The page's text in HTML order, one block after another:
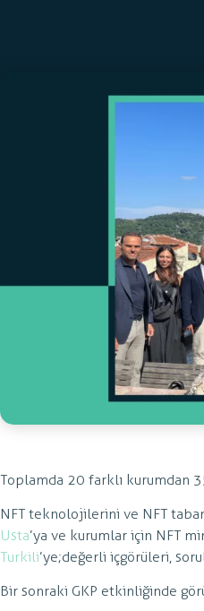
Toplamda 20 farklı kurumdan
NFT teknolojilerini ve NFT
Usta’ya ve kurumlar için NFT
Turkili’ye; değerli içgörüleri,
Bir sonraki GKP etkinliğinde